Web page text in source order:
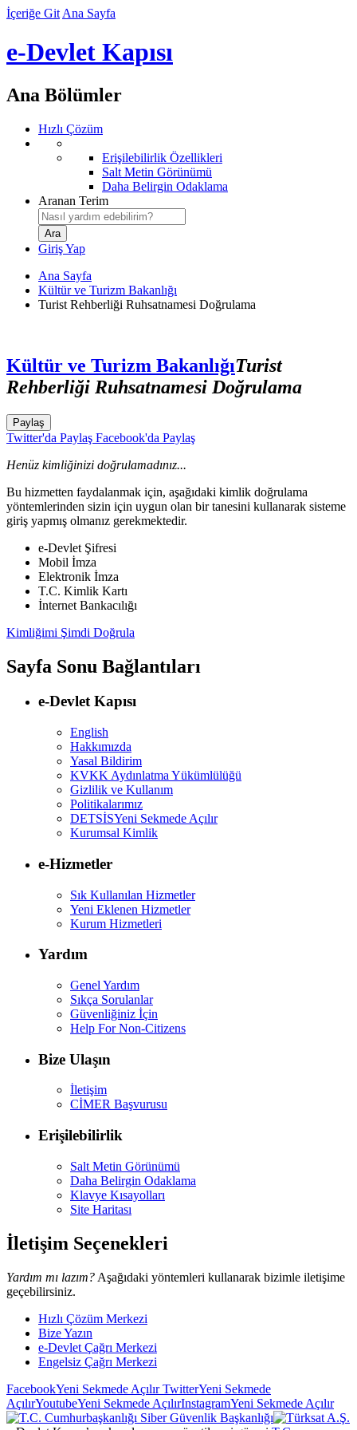
İçeriğe Git Ana Sayfa
e-Devlet Kapısı
Ana Bölümler
Hızlı Çözüm
Erişilebilirlik Özellikleri
Salt Metin Görünümü
Daha Belirgin Odaklama
Aranan Terim
Giriş Yap
Ana Sayfa
Kültür ve Turizm Bakanlığı
Turist Rehberliği Ruhsatnamesi Doğrulama
Kültür ve Turizm BakanlığıTurist
Rehberliği Ruhsatnamesi Doğrulama
Paylaş
Twitter'da Paylaş Facebook'da Paylaş
Henüz kimliğinizi doğrulamadınız...
Bu hizmetten faydalanmak için, aşağıdaki kimlik doğrulama
yöntemlerinden sizin için uygun olan bir tanesini kullanarak sisteme
giriş yapmış olmanız gerekmektedir.
e-Devlet Şifresi
Mobil İmza
Elektronik İmza
T.C. Kimlik Kartı
İnternet Bankacılığı
Kimliğimi Şimdi Doğrula
Sayfa Sonu Bağlantıları
e-Devlet Kapısı
English
Hakkımızda
Yasal Bildirim
KVKK Aydınlatma Yükümlülüğü
Gizlilik ve Kullanım
Politikalarımız
DETSİSYeni Sekmede Açılır
Kurumsal Kimlik
e-Hizmetler
Sık Kullanılan Hizmetler
Yeni Eklenen Hizmetler
Kurum Hizmetleri
Yardım
Genel Yardım
Sıkça Sorulanlar
Güvenliğiniz İçin
Help For Non-Citizens
Bize Ulaşın
İletişim
CİMER Başvurusu
Erişilebilirlik
Salt Metin Görünümü
Daha Belirgin Odaklama
Klavye Kısayolları
Site Haritası
İletişim Seçenekleri
Yardım mı lazım? Aşağıdaki yöntemleri kullanarak bizimle iletişime
geçebilirsiniz.
Hızlı Çözüm Merkezi
Bize Yazın
e-Devlet Çağrı Merkezi
Engelsiz Çağrı Merkezi
FacebookYeni Sekmede AçılırTwitterYeni Sekmede
AçılırYoutubeYeni Sekmede AçılırInstagramYeni Sekmede Açılır